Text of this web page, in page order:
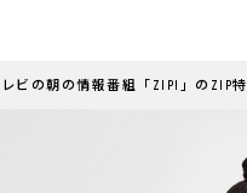
しました
ビの朝の情報番組「ZIP!」のZIP